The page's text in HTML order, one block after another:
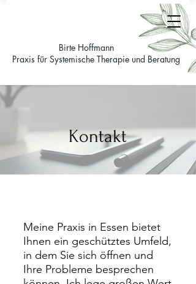
Birte Hoffmann
Praxis für Systemische Therapie und Beratung
Kontakt
Meine Praxis in Essen bietet
Ihnen ein geschütztes Umfeld,
in dem Sie sich öffnen und
Ihre Probleme besprechen